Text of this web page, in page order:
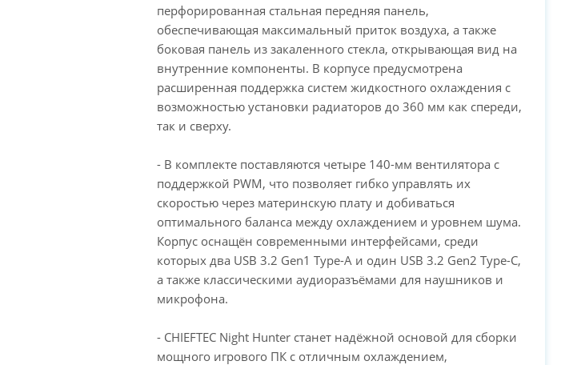
перфорированная стальная передняя панель,
обеспечивающая максимальный приток воздуха, а также
боковая панель из закаленного стекла, открывающая вид на
внутренние компоненты. В корпусе предусмотрена
расширенная поддержка систем жидкостного охлаждения с
возможностью установки радиаторов до 360 мм как спереди,
так и сверху.
- В комплекте поставляются четыре 140-мм вентилятора с
поддержкой PWM, что позволяет гибко управлять их
скоростью через материнскую плату и добиваться
оптимального баланса между охлаждением и уровнем шума.
Корпус оснащён современными интерфейсами, среди
которых два USB 3.2 Gen1 Type-A и один USB 3.2 Gen2 Type-C,
а также классическими аудиоразъёмами для наушников и
микрофона.
- CHIEFTEC Night Hunter станет надёжной основой для сборки
мощного игрового ПК с отличным охлаждением,